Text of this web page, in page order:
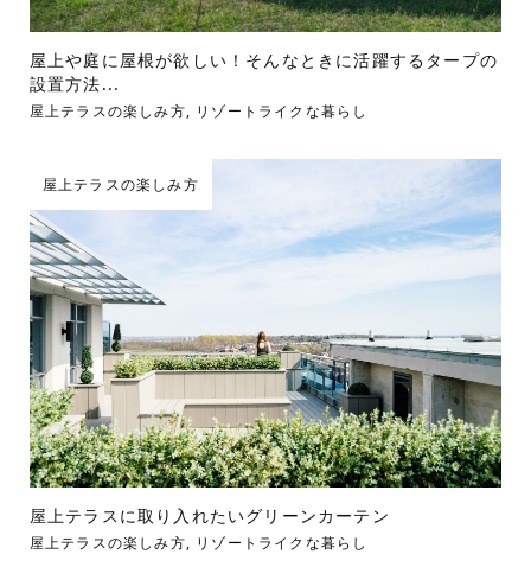
屋上や庭に屋根が欲しい！そんなときに活躍するタープの
設置方法...
屋上テラスの楽しみ方, リゾートライクな暮らし
屋上テラスの楽しみ方
屋上テラスに取り入れたいグリーンカーテン
屋上テラスの楽しみ方, リゾートライクな暮らし